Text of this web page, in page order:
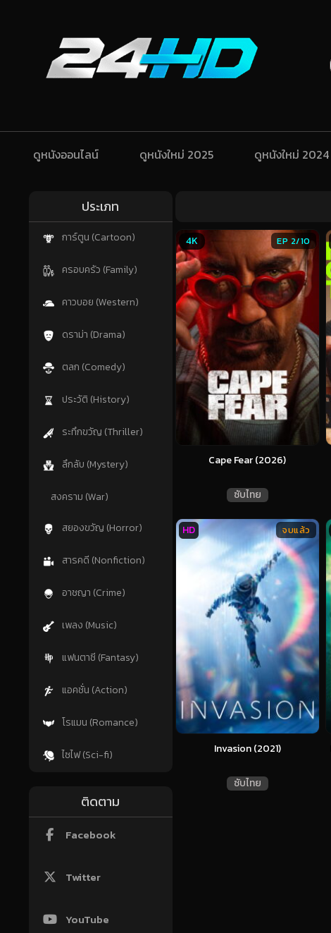
ดูหนังออนไลน์ ดูหนังใหม่ 2025 ดูหนังใหม่ 2024
ประเภท
การ์ตูน (Cartoon)
ครอบครัว (Family)
คาวบอย (Western)
ดราม่า (Drama)
ตลก (Comedy)
ประวัติ (History)
ระทึกขวัญ (Thriller)
ลึกลับ (Mystery)
สงคราม (War)
สยองขวัญ (Horror)
สารคดี (Nonfiction)
อาชญา (Crime)
เพลง (Music)
แฟนตาซี (Fantasy)
แอคชั่น (Action)
โรแมน (Romance)
ไซไฟ (Sci-fi)
ติดตาม
Facebook
Twitter
YouTube
Cape Fear (2026)
ซับไทย
EP 2/10
4K
Invasion (2021)
ซับไทย
จบแล้ว
HD